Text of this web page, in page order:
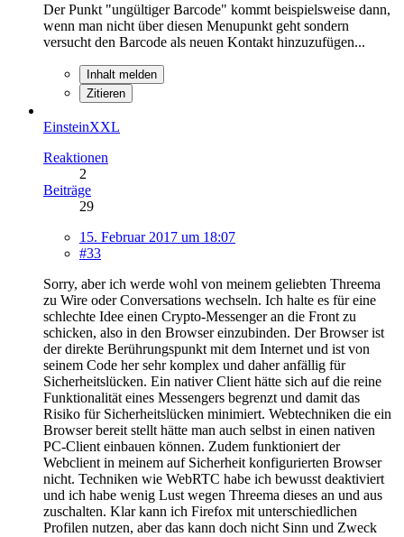
Der Punkt "ungültiger Barcode" kommt beispielsweise dann,
wenn man nicht über diesen Menupunkt geht sondern
versucht den Barcode als neuen Kontakt hinzuzufügen...
Inhalt melden
Zitieren
EinsteinXXL
Reaktionen
2
Beiträge
29
15. Februar 2017 um 18:07
#33
Sorry, aber ich werde wohl von meinem geliebten Threema
zu Wire oder Conversations wechseln. Ich halte es für eine
schlechte Idee einen Crypto-Messenger an die Front zu
schicken, also in den Browser einzubinden. Der Browser ist
der direkte Berührungspunkt mit dem Internet und ist von
seinem Code her sehr komplex und daher anfällig für
Sicherheitslücken. Ein nativer Client hätte sich auf die reine
Funktionalität eines Messengers begrenzt und damit das
Risiko für Sicherheitslücken minimiert. Webtechniken die ein
Browser bereit stellt hätte man auch selbst in einen nativen
PC-Client einbauen können. Zudem funktioniert der
Webclient in meinem auf Sicherheit konfigurierten Browser
nicht. Techniken wie WebRTC habe ich bewusst deaktiviert
und ich habe wenig Lust wegen Threema dieses an und aus
zuschalten. Klar kann ich Firefox mit unterschiedlichen
Profilen nutzen, aber das kann doch nicht Sinn und Zweck